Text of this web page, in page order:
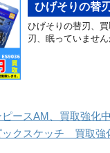
ひげそりの替
ひげそりの替刃、
刃、眠っていませ
ースAM、買取強化中
ックスケッチ 買取強